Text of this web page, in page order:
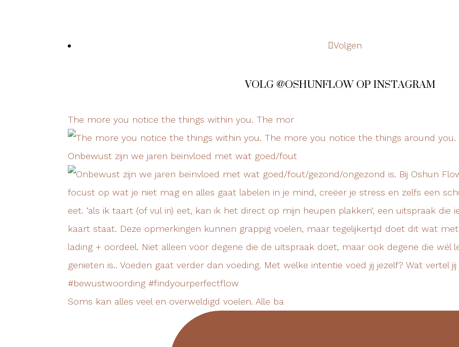
Volgen
VOLG @OSHUNFLOW OP INSTAGRAM
The more you notice the things within you. The mor
Onbewust zijn we jaren beïnvloed met wat goed/fout
Soms kan alles veel en overweldigd voelen. Alle ba